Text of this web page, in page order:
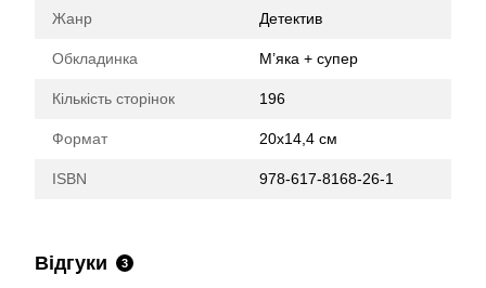
Жанр Детектив
Обкладинка М’яка + супер
Кількість сторінок 196
Формат 20х14,4 см
ISBN 978-617-8168-26-1
Відгуки 3